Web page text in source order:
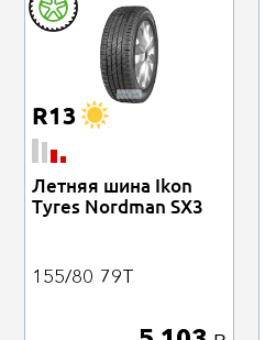
R13
Летняя шина Ikon
Tyres Nordman SX3
155/80 79T